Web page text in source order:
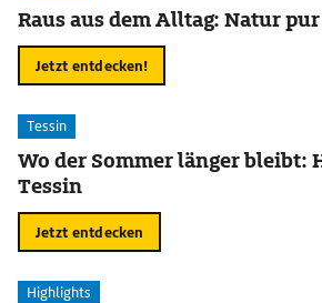
Raus aus dem Alltag: Natur
Jetzt entdecken!
Tessin
Wo der Sommer länger bleibt:
Tessin
Jetzt entdecken
Highlights